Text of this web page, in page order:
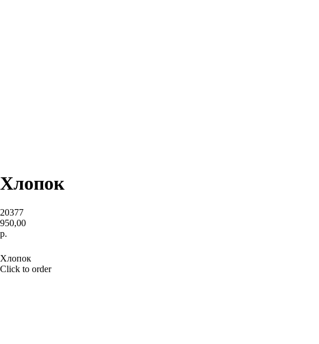
Хлопок
20377
950,00
р.
Хлопок
Click to order